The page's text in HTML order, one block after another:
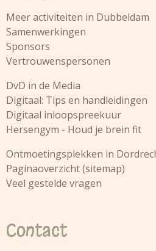
Meer activiteiten in Dubbeldam
Samenwerkingen
Sponsors
Vertrouwenspersonen
DvD in de Media
Digitaal: Tips en handleidingen
Digitaal inloopspreekuur
Hersengym - Houd je brein fit
Ontmoetingsplekken in
Paginaoverzicht (sitemap)
Veel gestelde vragen
Contact